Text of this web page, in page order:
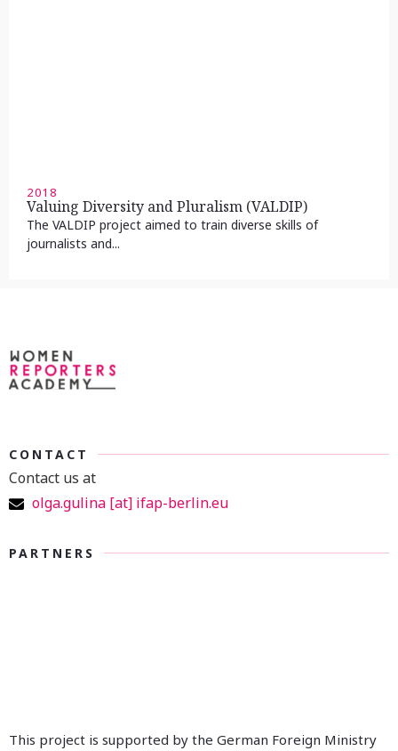
2018
Valuing Diversity and Pluralism (VALDIP)
The VALDIP project aimed to train diverse skills of
journalists and...
CONTACT
Contact us at
olga.gulina [at] ifap-berlin.eu
PARTNERS
This project is supported by the German Foreign Ministry